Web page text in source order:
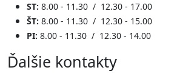
ST: 8.00 - 11.30 / 12.30 - 17.00
ŠT: 8.00 - 11.30 / 12.30 - 15.00
PI: 8.00 - 11.30 / 12.30 - 14.00
Ďalšie kontakty